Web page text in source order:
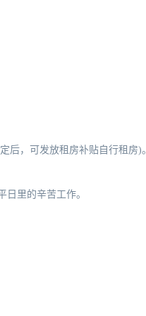
后，可发放租房补贴自行租房)
里的辛苦工作。